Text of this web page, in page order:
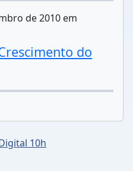
de 2010 em
do
10h